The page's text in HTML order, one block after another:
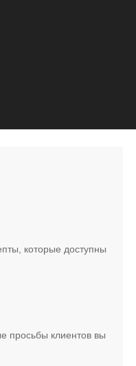
которые доступны
просьбы клиентов вы